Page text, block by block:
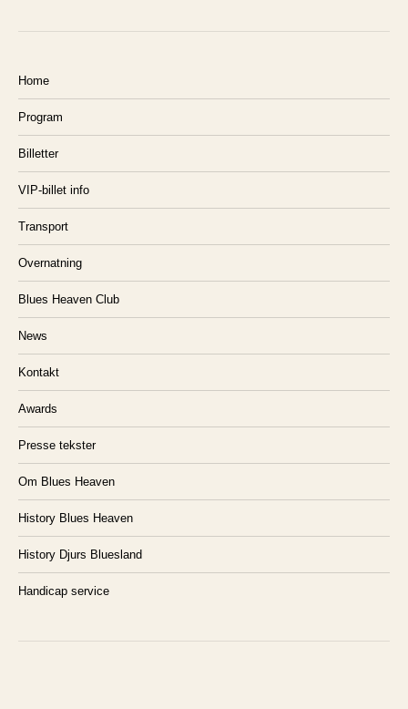
Home
Program
Billetter
VIP-billet info
Transport
Overnatning
Blues Heaven Club
News
Kontakt
Awards
Presse tekster
Om Blues Heaven
History Blues Heaven
History Djurs Bluesland
Handicap service